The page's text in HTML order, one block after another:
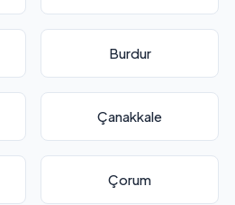
Burdur
Çanakkale
Çorum